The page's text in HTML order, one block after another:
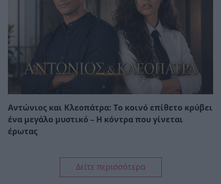
Αντώνιος και Κλεοπάτρα: Το κοινό επίθετο κρύβει
ένα μεγάλο μυστικό – Η κόντρα που γίνεται
έρωτας
Δείτε περισσότερα